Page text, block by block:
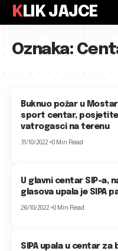
KLIK JAJCE
Oznaka:
Buknuo požar u
sport centar,
vatrogasci na terenu
31/10/2022 0 Min Read
U glavni centar SIP-a,
glasova upala je SIPA
26/10/2022 0 Min Read
SIPA upala u centar za